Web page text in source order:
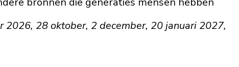
2026, 28 oktober, 2 december, 20 januari 2027,